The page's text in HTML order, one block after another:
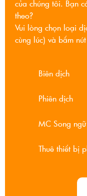
của chúng tôi. Bạn
theo?
Vui lòng chọn loại
cùng lúc) và bấm
Biên dịch
Phiên dịch
MC Song ngữ
Thuê thiết bị